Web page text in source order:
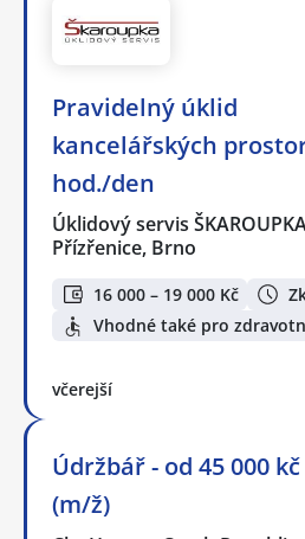
Pravidelný úklid
kancelářských
hod./den
Úklidový servis
Přízřenice, Brno
16 000 – 19 000 Kč
Vhodné také pro
včerejší
Údržbář - od 45 000
(m/ž)